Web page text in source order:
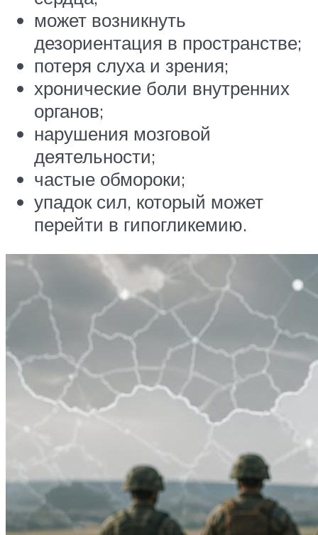
может возникнуть
дезориентация в пространстве;
потеря слуха и зрения;
хронические боли внутренних
органов;
нарушения мозговой
деятельности;
частые обмороки;
упадок сил, который может
перейти в гипогликемию.